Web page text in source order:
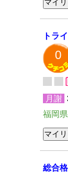
トラ
0
月謝
福岡
総合